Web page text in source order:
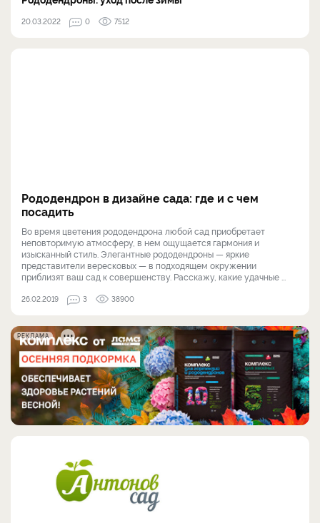
20.03.2022 0 7512
Рододендрон в дизайне сада: где и с чем
посадить
Во время цветения рододендрона любой сад приобретает
неповторимую атмосферу, в нем ощущается гармония и
изысканный стиль. Элегантные рододендроны — яркие
представители вересковых — в подходящем окружении
приблизят ваш сад к совершенству. Расскажу, какие удачные ...
26.02.2019 3 38900
РЕКЛАМА